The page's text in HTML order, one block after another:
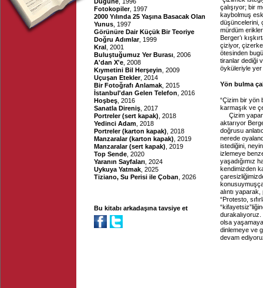
Fotokopiler, 1997
2000 Yılında 25 Yaşına Basacak Olan
Yunus , 1997
Görünüre Dair Küçük Bir Teoriye
Doğru Adımlar, 1999
Kral , 2001
Buluştuğumuz Yer Burası , 2006
A'dan X'e , 2008
Kıymetini Bil Herşeyin , 2009
Uçuşan Etekler, 2014
Bir Fotoğrafı Anlamak , 2015
İstanbul'dan Gelen Telefon , 2016
Hoşbeş , 2016
Sanatla Direniş , 2017
Portreler (sert kapak) , 2018
Yedinci Adam , 2018
Portreler (karton kapak) , 2018
Manzaralar (karton kapak) , 2019
Manzaralar (sert kapak) , 2019
Top Sende , 2020
Yaranın Sayfaları , 2024
Uykuya Yatmak , 2025
Tiziano, Su Perisi ile Çoban , 2026
Bu kitabı arkadaşına tavsiye et
çalışıyor; bir
kaybolmuş
düşüncelerini,
mürdüm
Berger’ı
çiziyor,
ötesinden
tiranlar dediği
öyküleriyle yer
Yön bulma
“Çizim bir yön
karmaşık ve
Çizim
aktarıyor
doğrusu
nerede
istediğini, neyin
izlemeye
yaşadığımız
kendimizden
alıntı
“Protesto,
olsa
dinlemeye ve
devam